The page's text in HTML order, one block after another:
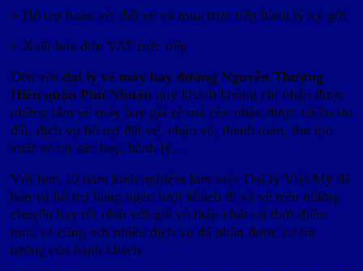
+ Hỗ trợ hoàn vé, đổi vé và mua trực tiếp hành lý ký gửi
+ Xuất hóa đơn VAT trực tiếp
Đến với đại lý vé máy bay đường Nguyễn Thượng
Hiền quận Phú Nhuận quý khách không chỉ nhận được
những tấm vé máy bay giá rẻ mà còn nhận được nhiều ưu
đãi, dịch vụ hỗ trợ đặt vé, nhận vé, thanh toán, thủ tục
xuất vé tại sân bay, hành lý…
Với hơn 10 năm kinh nghiệm làm việc Đại lý Việt Mỹ đã
bán và hỗ trợ hàng ngàn lượt khách đi và về trên những
chuyến bay tốt nhất với giá vé thấp nhất tại thời điểm
mua vé cùng với nhiều dịch vụ đã nhận được sự tin
tưởng của hành khách